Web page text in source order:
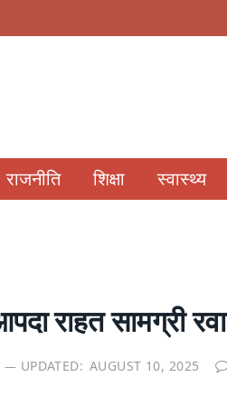
राजनीति शिक्षा स्वास्थ्य
राहत सामग्री
UPDATED: AUGUST 10, 2025